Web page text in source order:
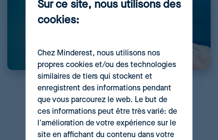
Pages 1 2
Sur ce site, nous utilisons des
cookies:
Chez Minderest, nous utilisons nos
propres cookies et/ou des technologies
similaires de tiers qui stockent et
enregistrent des informations pendant
que vous parcourez le web. Le but de
ces informations peut être très varié: de
l'amélioration de votre expérience sur le
site en affichant du contenu dans votre